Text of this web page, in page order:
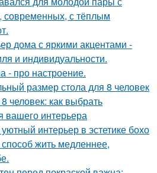
современных, с тёплым
дома с яркими акцентами -
и индивидуальности.
- про настроение.
размер стола для 8 человек
человек: как выбрать
вашего интерьера
интерьер в эстетике бохо
способ жить медленнее,